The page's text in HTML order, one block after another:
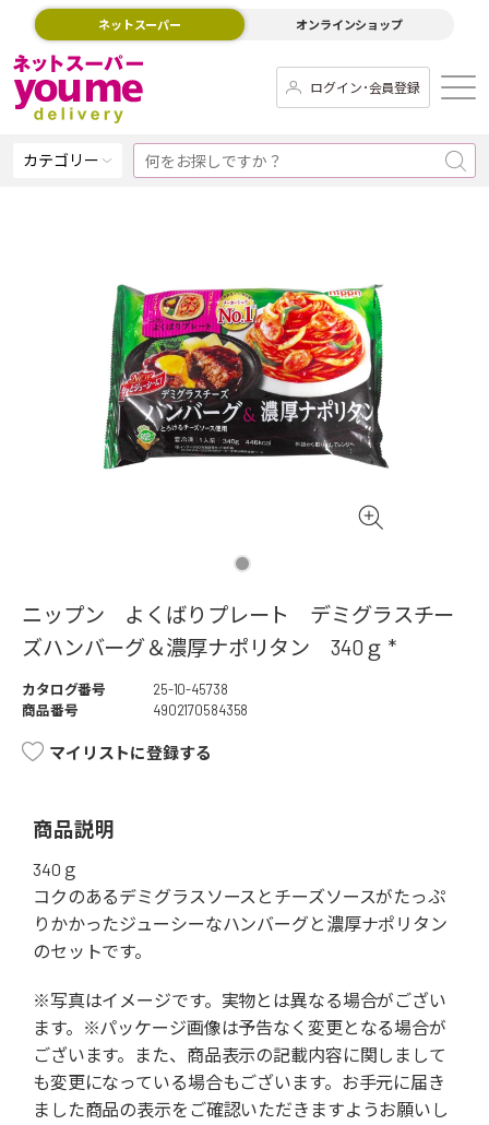
ネットスーパー オンラインショップ
ログイン･会員登録
カテゴリー
ニップン よくばりプレート デミグラスチー
ズハンバーグ＆濃厚ナポリタン 340ｇ *
カタログ番号
25-10-45738
商品番号
4902170584358
マイリストに登録する
商品説明
340ｇ
コクのあるデミグラスソースとチーズソースがたっぷ
りかかったジューシーなハンバーグと濃厚ナポリタン
のセットです。
※写真はイメージです。実物とは異なる場合がござい
ます。※パッケージ画像は予告なく変更となる場合が
ございます。また、商品表示の記載内容に関しまして
も変更になっている場合もございます。お手元に届き
ました商品の表示をご確認いただきますようお願いし